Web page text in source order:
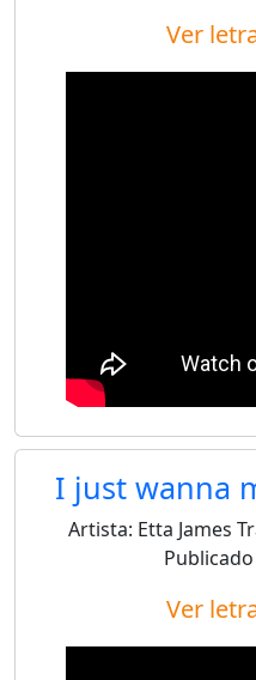
Ver
I just wanna
Artista: Etta James
Publicado
Ver